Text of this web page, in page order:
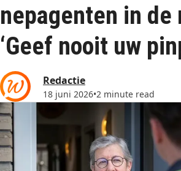
nepagenten in de
‘Geef nooit uw
Redactie
18 juni 2026•2 minute read